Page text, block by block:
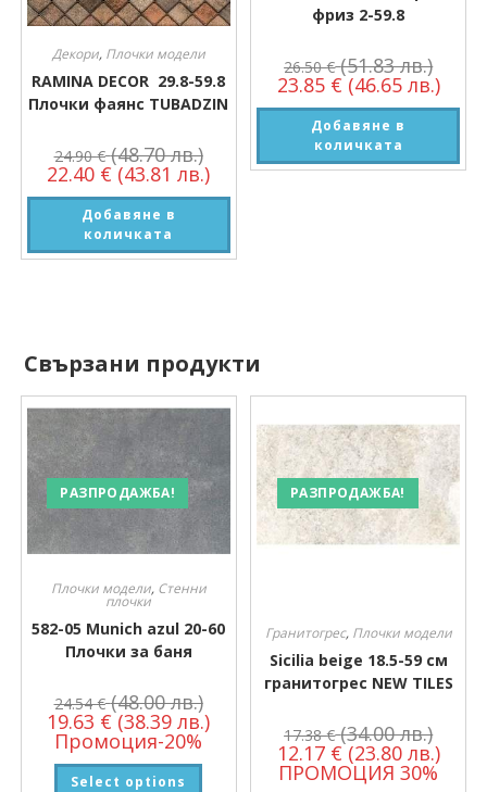
Декори, Плочки модели
RAMINA DECOR 29.8-59.8
Плочки фаянс TUBADZIN
24.90€ (48.70 лв.)
22.40 € (43.81 лв.)
Добавяне в
количката
фриз 2-59.8
26.50€ (51.83 лв.)
23.85 € (46.65 лв.)
Добавяне в
количката
Свързани продукти
РАЗПРОДАЖБА!
Плочки модели, Стенни
плочки
582-05 Munich azul 20-60
Плочки за баня
24.54€ (48.00 лв.)
19.63 € (38.39 лв.)
Промоция-20%
Select options
РАЗПРОДАЖБА!
Гранитогрес, Плочки модели
Sicilia beige 18.5-59 см
гранитогрес NEW TILES
17.38€ (34.00 лв.)
12.17 € (23.80 лв.)
ПРОМОЦИЯ 30%